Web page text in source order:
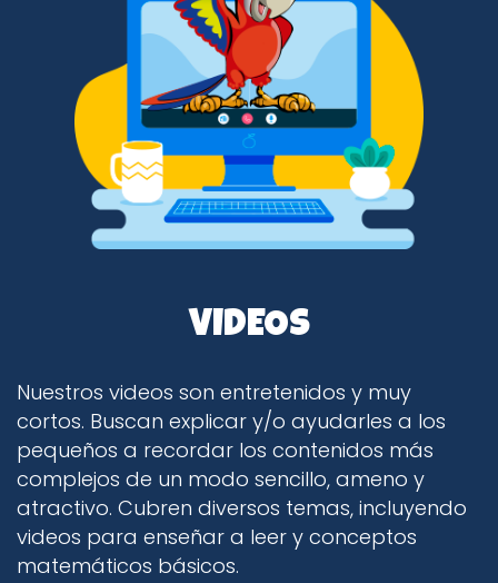
VIDEOS
Nuestros videos son entretenidos y muy
cortos. Buscan explicar y/o ayudarles a los
pequeños a recordar los contenidos más
complejos de un modo sencillo, ameno y
atractivo. Cubren diversos temas, incluyendo
videos para enseñar a leer y conceptos
matemáticos básicos.